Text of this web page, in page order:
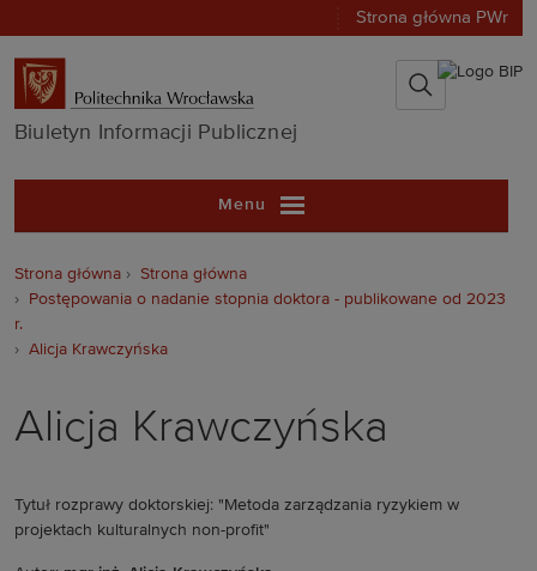
Strona główna PWr
Biuletyn
Biuletyn Informacji Publicznej
Menu
Strona główna
Strona główna
Postępowania o nadanie stopnia doktora - publikowane od 2023
r.
Alicja Krawczyńska
Alicja Krawczyńska
Tytuł rozprawy doktorskiej: "Metoda zarządzania ryzykiem w
projektach kulturalnych non-profit"